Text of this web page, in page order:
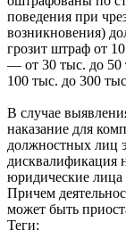
поведения при
возникновения)
грозит штраф от
— от 30 тыс. до 50
100 тыс. до 300
В случае
наказание для
должностных лиц
дисквалификация
юридические лица
Причем
может быть
Теги: